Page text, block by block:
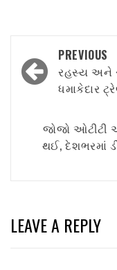
Post
navigation
PREVIOUS
રહસ્ય અને
ધમાકેદાર
જોજો ઓટીટી
થઈ, દેશભરમાં
LEAVE A REPLY